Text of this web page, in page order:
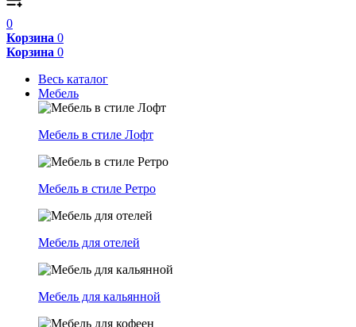
0
Корзина 0
Корзина 0
Весь каталог
Мебель
Мебель в стиле Лофт
Мебель в стиле Ретро
Мебель для отелей
Мебель для кальянной